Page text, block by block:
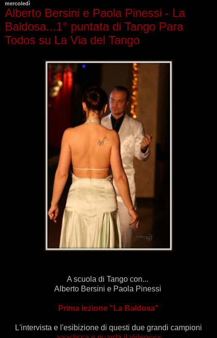
mercoledì
Alberto Bersini e Paola Pinessi - La
Baldosa...1° puntata di Tango Para
Todos su La Via del Tango
A scuola di Tango con...
Alberto Bersini e Paola Pinessi
Prima lezione "La Baldosa"
L'intervista e l'esibizione di questi due grandi campioni